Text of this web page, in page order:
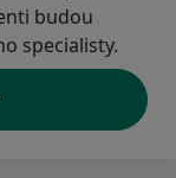
budou
specialisty.